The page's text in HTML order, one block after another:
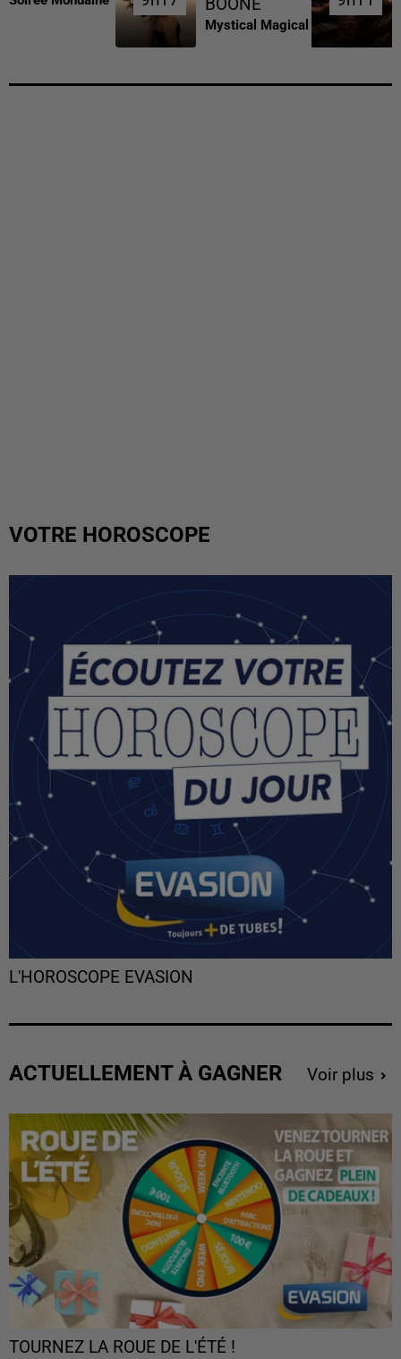
BOONE
Mystical Magical
VOTRE HOROSCOPE
L'HOROSCOPE EVASION
ACTUELLEMENT À GAGNER Voir plus
TOURNEZ LA ROUE DE L'ÉTÉ !